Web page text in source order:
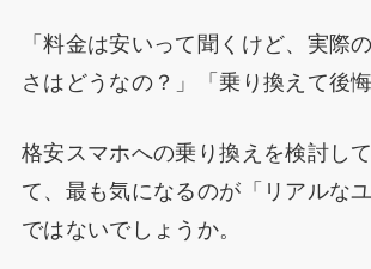
「料金は安いって聞くけど、実際
さはどうなの？」「乗り換えて後悔
格安スマホへの乗り換えを検討し
て、最も気になるのが「リアルな
ではないでしょうか。